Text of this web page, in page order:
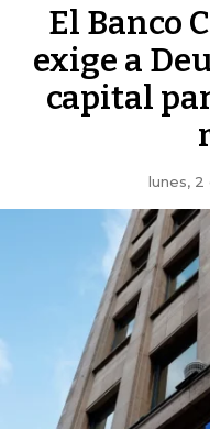
El Banco
exige a
capital
lunes,